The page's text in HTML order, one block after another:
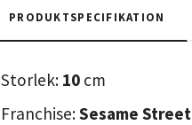
PRODUKTSPECIFIKATION
Storlek: 10 cm
Franchise:Sesame Street